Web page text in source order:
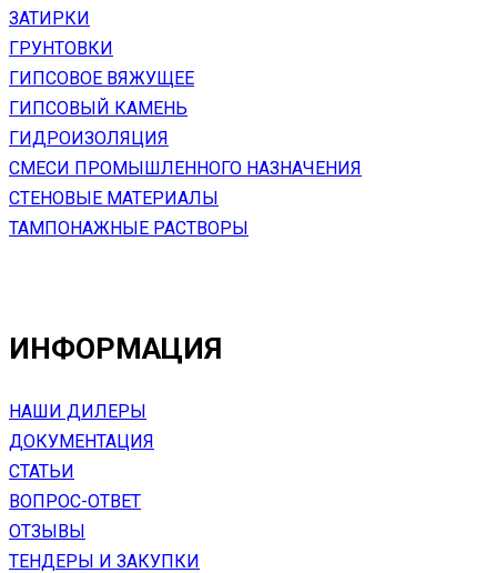
ЗАТИРКИ
ГРУНТОВКИ
ГИПСОВОЕ ВЯЖУЩЕЕ
ГИПСОВЫЙ КАМЕНЬ
ГИДРОИЗОЛЯЦИЯ
СМЕСИ ПРОМЫШЛЕННОГО НАЗНАЧЕНИЯ
СТЕНОВЫЕ МАТЕРИАЛЫ
ТАМПОНАЖНЫЕ РАСТВОРЫ
ИНФОРМАЦИЯ
НАШИ ДИЛЕРЫ
ДОКУМЕНТАЦИЯ
СТАТЬИ
ВОПРОС-ОТВЕТ
ОТЗЫВЫ
ТЕНДЕРЫ И ЗАКУПКИ